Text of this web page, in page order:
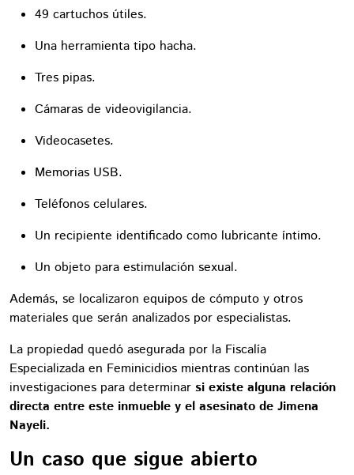
49 cartuchos útiles.
Una herramienta tipo hacha.
Tres pipas.
Cámaras de videovigilancia.
Videocasetes.
Memorias USB.
Teléfonos celulares.
Un recipiente identificado como lubricante íntimo.
Un objeto para estimulación sexual.
Además, se localizaron equipos de cómputo y otros
materiales que serán analizados por especialistas.
La propiedad quedó asegurada por la Fiscalía
Especializada en Feminicidios mientras continúan las
investigaciones para determinar si existe alguna relación
directa entre este inmueble y el asesinato de Jimena
Nayeli.
Un caso que sigue abierto